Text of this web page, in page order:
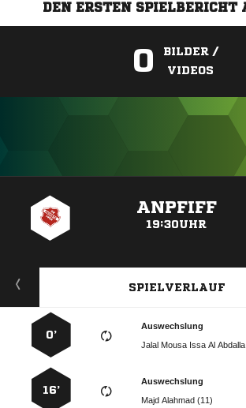
DEN ERSTEN SPIELBERICHT
0
BILDER /
VIDEOS
ANPFIFF
19:30UHR
SPIELVERLAUF
Auswechslung
    
0’
Auswechslung
  
16’